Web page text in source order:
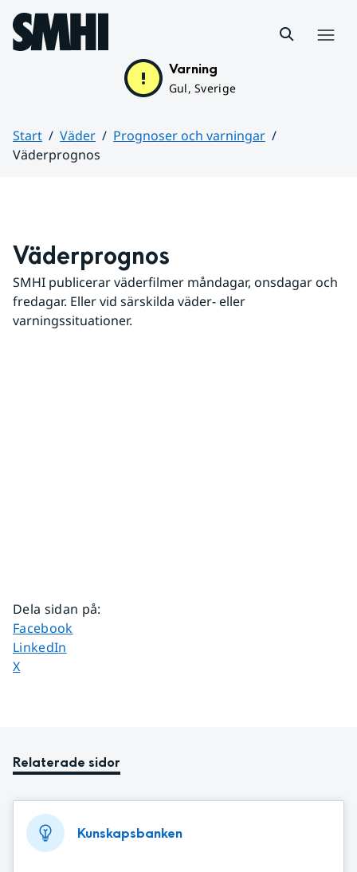
Hoppa till sidans innehåll
Varning
Gul, Sverige
Start Väder
Prognoser och varningar
Väderprognos
Väderprognos
SMHI publicerar väderfilmer måndagar, onsdagar och
fredagar. Eller vid särskilda väder- eller
varningssituationer.
Dela sidan på:
Dela sidan på
Facebook
Dela sidan på
LinkedIn
Dela sidan på
X
Relaterade sidor
Kunskapsbanken